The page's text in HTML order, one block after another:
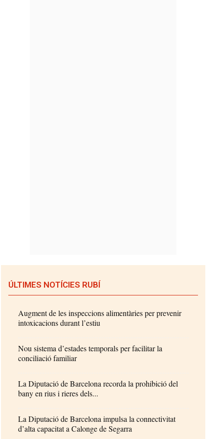
ÚLTIMES NOTÍCIES RUBÍ
Augment de les inspeccions alimentàries per prevenir
intoxicacions durant l’estiu
Nou sistema d’estades temporals per facilitar la
conciliació familiar
La Diputació de Barcelona recorda la prohibició del
bany en rius i rieres dels...
La Diputació de Barcelona impulsa la connectivitat
d’alta capacitat a Calonge de Segarra